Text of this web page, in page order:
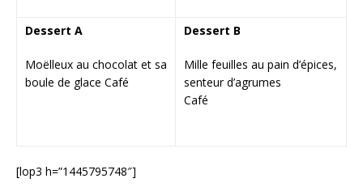
Dessert A
Moëlleux au chocolat et sa
boule de glace Café
Dessert B
Mille feuilles au pain d’épices,
senteur d’agrumes
Café
[lop3 h=”1445795748″]